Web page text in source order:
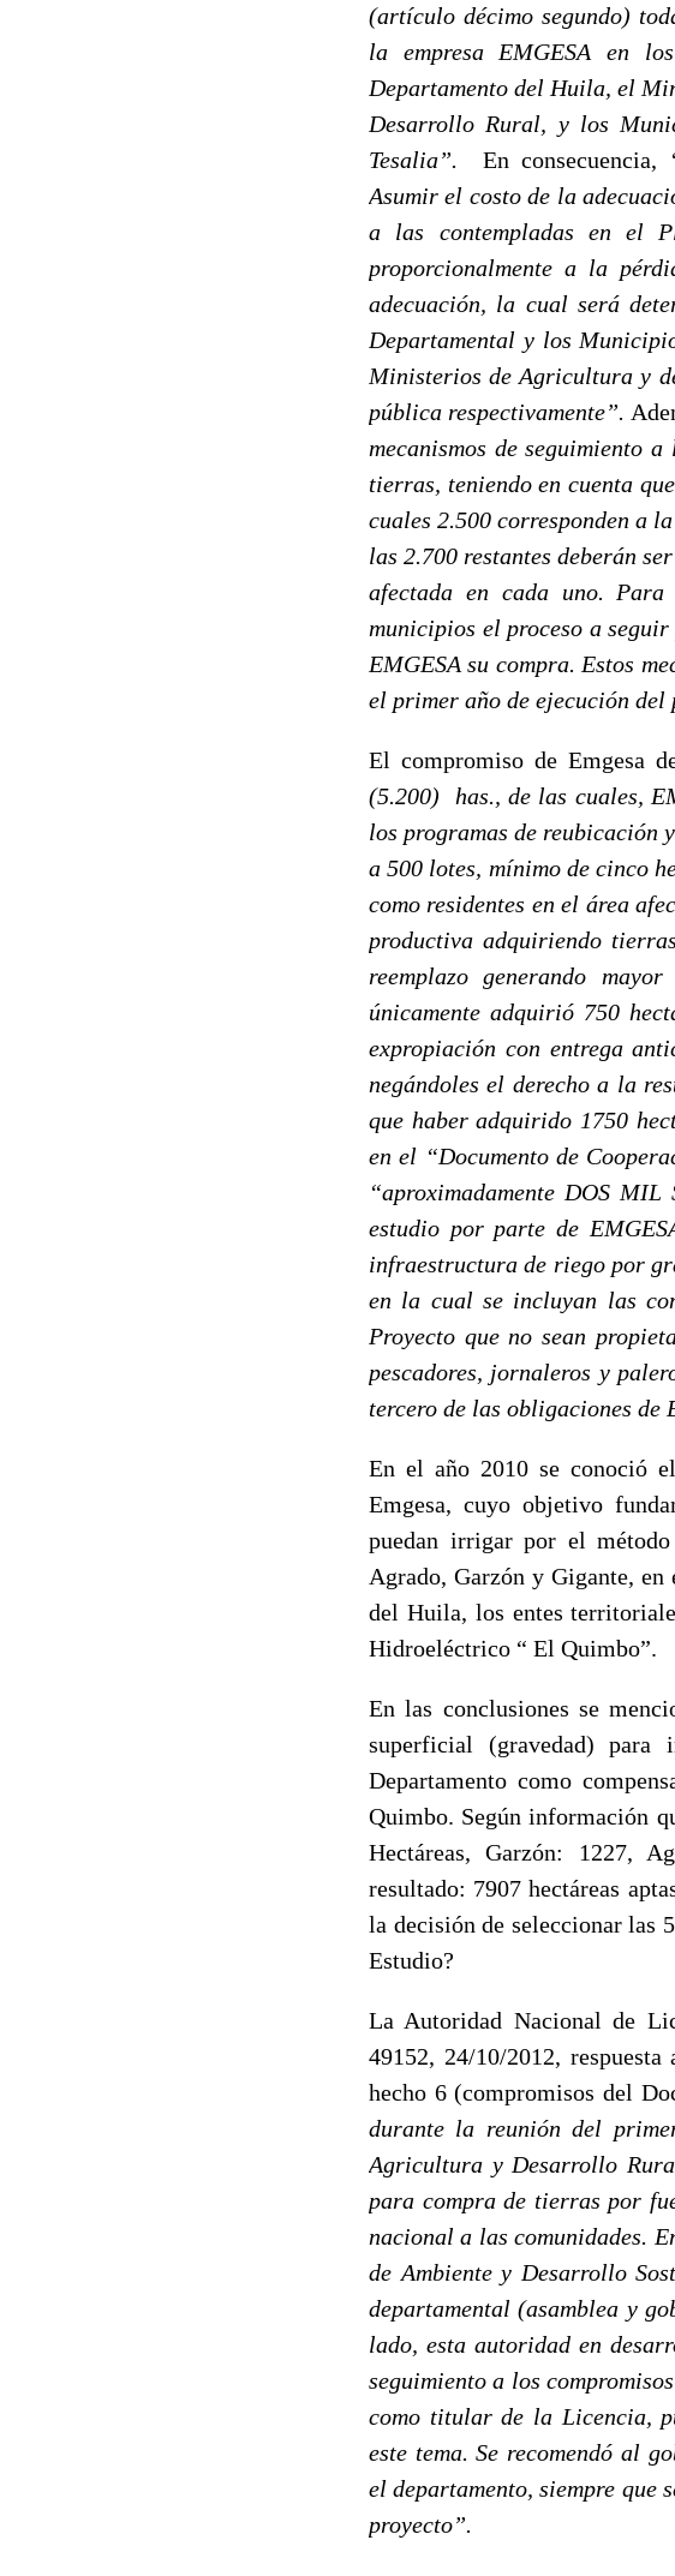
(artículo décimo segundo)
la empresa EMGESA en
Departamento del Huila, el
Desarrollo Rural, y los
Tesalia”. En consecuencia,
Asumir el costo de la
a las contempladas en el
proporcionalmente a la
adecuación, la cual será
Departamental y los
Ministerios de Agricultura y
pública respectivamente”.
mecanismos de seguimiento
tierras, teniendo en cuenta
cuales 2.500 corresponden a
las 2.700 restantes deberán
afectada en cada uno.
municipios el proceso a
EMGESA su compra. Estos
el primer año de ejecución del
El compromiso de Emgesa
(5.200) has., de las cuales,
los programas de reubicación
a 500 lotes, mínimo de cinco
como residentes en el área
productiva adquiriendo
reemplazo generando
únicamente adquirió 750
expropiación con entrega
negándoles el derecho a la
que haber adquirido 1750
en el “Documento de
“aproximadamente DOS MIL
estudio por parte de
infraestructura de riego por
en la cual se incluyan las
Proyecto que no sean
pescadores, jornaleros y
tercero de las obligaciones de
En el año 2010 se conoció
Emgesa, cuyo objetivo
puedan irrigar por el
Agrado, Garzón y Gigante,
del Huila, los entes
Hidroeléctrico “ El Quimbo”.
En las conclusiones se
superficial (gravedad) para
Departamento como
Quimbo. Según información
Hectáreas, Garzón: 1227,
resultado: 7907 hectáreas
la decisión de seleccionar las
Estudio?
La Autoridad Nacional de
49152, 24/10/2012,
hecho 6 (compromisos del
durante la reunión del
Agricultura y Desarrollo
para compra de tierras por
nacional a las comunidades.
de Ambiente y Desarrollo
departamental (asamblea y
lado, esta autoridad en
seguimiento a los
como titular de la Licencia,
este tema. Se recomendó al
el departamento, siempre que
proyecto”.